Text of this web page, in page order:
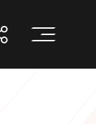
搜索
打開分享打